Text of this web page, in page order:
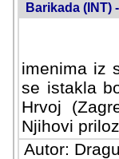
Barikada (INT)
imenima iz
se istakla
Hrvoj
Njihovi
Autor: